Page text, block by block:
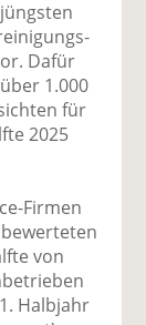
er
n
n
k
e
di
n
te
n
m
ai
l
v
er
se
e
n
n
Dafür
1.000
für
2025
Firmen
von
Halbjahr